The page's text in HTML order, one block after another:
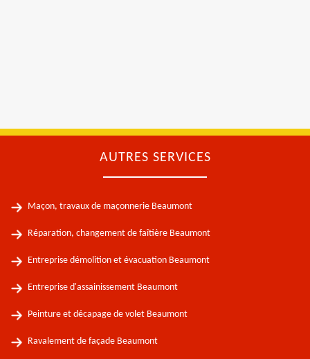
AUTRES SERVICES
Maçon, travaux de maçonnerie Beaumont
Réparation, changement de faîtière Beaumont
Entreprise démolition et évacuation Beaumont
Entreprise d'assainissement Beaumont
Peinture et décapage de volet Beaumont
Ravalement de façade Beaumont